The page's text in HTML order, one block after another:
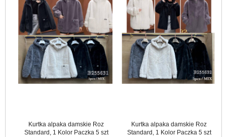
Kurtka alpaka damskie Roz
Standard, 1 Kolor Paczka 5 szt
Kurtka alpaka damskie Roz
Standard, 1 Kolor Paczka 5 szt